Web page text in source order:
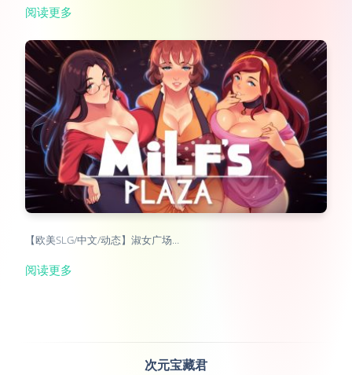
阅读更多
【欧美SLG/中文/动态】淑女广场…
阅读更多
次元宝藏君